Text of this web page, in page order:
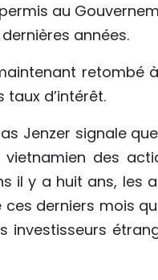
au
années.
retombé à
d’intérêt.
Jenzer signale
des
il y a huit ans, les
derniers mois
investisseurs